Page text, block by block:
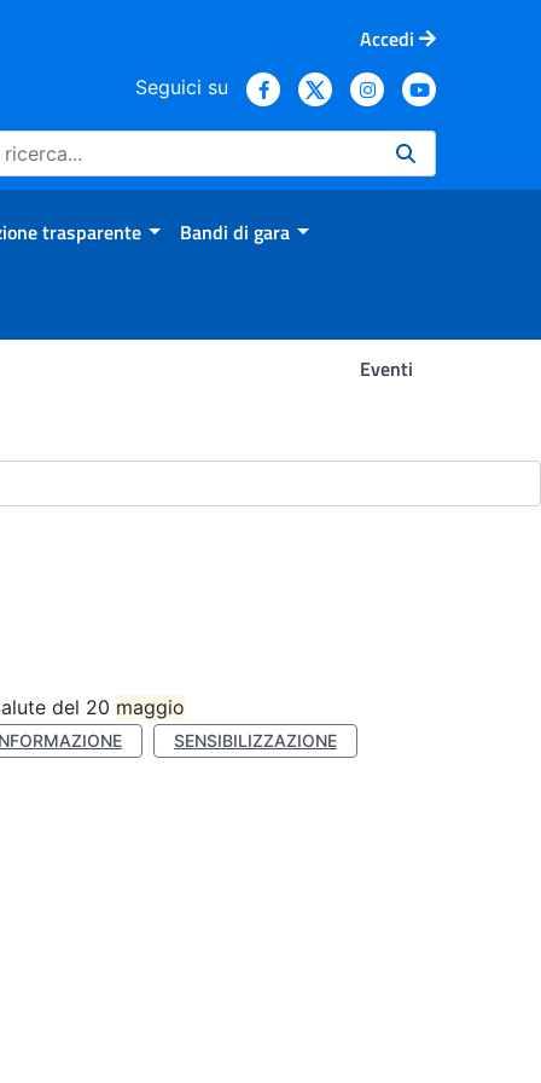
Accedi
Seguici su
trasparente Bandi di gara
Eventi
del 20 maggio
SENSIBILIZZAZIONE